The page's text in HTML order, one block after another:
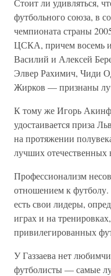
Стоит ли удивляться,
футбольного союза, в
чемпионата страны
ЦСКА, причем восемь
Василий и Алексей
Элвер Рахимич, Чиди
Жирков — признаны
К тому же Игорь
удостаивается приза
на протяжении
лучших отечественных
Профессионализм
отношением к
есть свои лидеры,
играх и на
привилегированных
У Газзаева нет
футболисты — самые